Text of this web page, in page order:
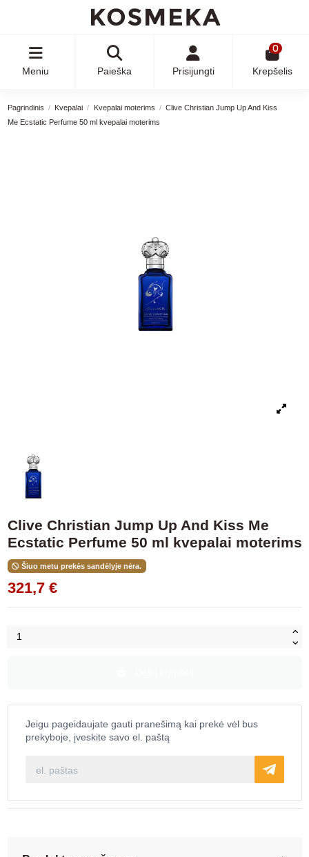
Meniu Paieška Prisijungti
0
Krepšelis
Pagrindinis Kvepalai Kvepalai moterims
Clive Christian Jump Up And Kiss
Me Ecstatic Perfume 50 ml kvepalai moterims
Clive Christian Jump Up And Kiss Me
Ecstatic Perfume 50 ml kvepalai moterims
Šiuo metu prekės sandėlyje nėra.
321,7 €
Jeigu pageidaujate gauti pranešimą kai prekė vėl bus
prekyboje, įveskite savo el. paštą